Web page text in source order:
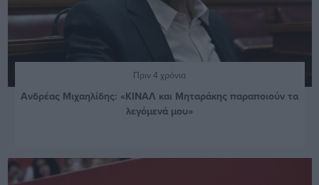
Πριν 4 χρόνια
Ανδρέας Μιχαηλίδης: «ΚΙΝΑΛ και Μηταράκης παραποιούν τα
λεγόμενά μου»